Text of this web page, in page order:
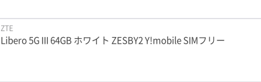
ZTE
Libero 5G III 64GB ホワイト ZESBY2 Y!mobile SIMフリー